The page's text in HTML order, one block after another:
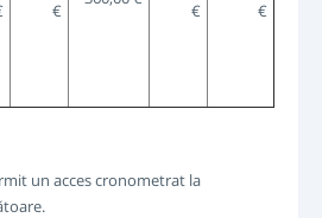
€ € €
un acces cronometrat la